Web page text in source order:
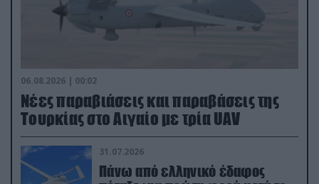
06.08.2026 | 00:02
Νέες παραβιάσεις και παραβάσεις της
Τουρκίας στο Αιγαίο με τρία UAV
31.07.2026
Πάνω από ελληνικό έδαφος